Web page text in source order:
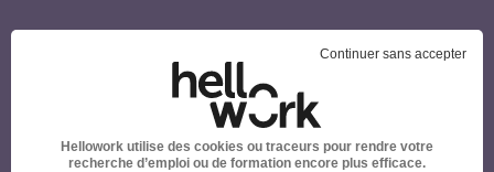
Créez votre compte Hellowork et
envoyez votre candidature !
Continuer sans accepter
Hellowork utilise des cookies ou traceurs pour rendre votre
recherche d’emploi ou de formation encore plus efficace.